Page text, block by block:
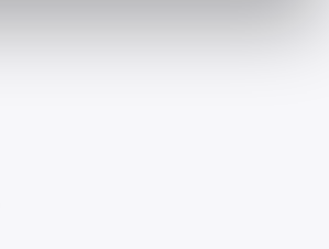
för att innehållet och annonserna
det som vi tror att du tycker om. Det
Du bestämmer själv vilka cookies
dig av.